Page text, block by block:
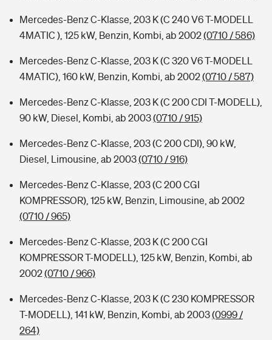
Mercedes-Benz C-Klasse, 203 K (C 240 V6 T-MODELL
4MATIC ), 125 kW, Benzin, Kombi, ab 2002(0710 / 586)
Mercedes-Benz C-Klasse, 203 K (C 320 V6 T-MODELL
4MATIC), 160 kW, Benzin, Kombi, ab 2002(0710 / 587)
Mercedes-Benz C-Klasse, 203 K (C 200 CDI T-MODELL),
90 kW, Diesel, Kombi, ab 2003(0710 / 915)
Mercedes-Benz C-Klasse, 203 (C 200 CDI), 90 kW,
Diesel, Limousine, ab 2003(0710 / 916)
Mercedes-Benz C-Klasse, 203 (C 200 CGI
KOMPRESSOR), 125 kW, Benzin, Limousine, ab 2002
(0710 / 965)
Mercedes-Benz C-Klasse, 203 K (C 200 CGI
KOMPRESSOR T-MODELL), 125 kW, Benzin, Kombi, ab
2002(0710 / 966)
Mercedes-Benz C-Klasse, 203 K (C 230 KOMPRESSOR
T-MODELL), 141 kW, Benzin, Kombi, ab 2003(0999 /
264)